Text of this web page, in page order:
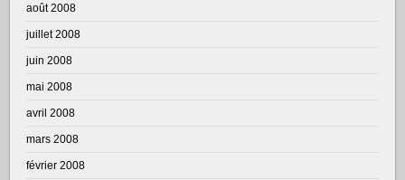
août 2008
juillet 2008
juin 2008
mai 2008
avril 2008
mars 2008
février 2008